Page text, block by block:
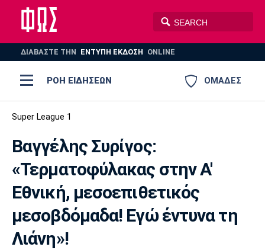
ΔΙΑΒΑΣΤΕ THN ΕΝΤΥΠΗ ΕΚΔΟΣΗ ONLINE
ΟΜΑΔΕΣ
ΡΟΗ ΕΙΔΗΣΕΩΝ
ΠΟΔΟΣΦΑΙΡΟ
ΒΟΛΕΪ ΠΟΛΟ ΣΠΟΡ
AUTO-MOTO PLUS
Ποδόσφαιρο
Super League 1
Super League 2
Γ Εθνική
Ελλάδα
Μπάσκετ
Ελλάδα
EuroLeague
Ολυμπιακοί Αγώνες
Πόλο
Ολυμπιακός ΑΕΚ ΠΑΟΚ
Παναθηναϊκός
Super League 1
Βαγγέλης Συρίγος:
«Τερματοφύλακας στην Α'
Εθνική, μεσοεπιθετικός
μεσοβδόμαδα! Εγώ έντυνα τη
Λιάνη»!